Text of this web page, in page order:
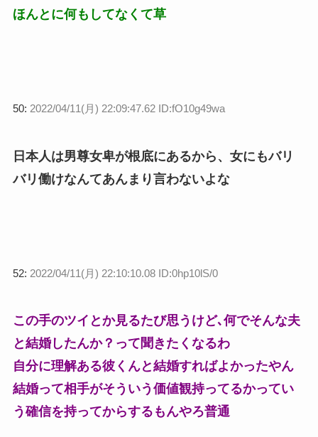
ほんとに何もしてなくて草
50: 2022/04/11(月) 22:09:47.62 ID:fO10g49wa
日本人は男尊女卑が根底にあるから、女にもバリ
バリ働けなんてあんまり言わないよな
52: 2022/04/11(月) 22:10:10.08 ID:0hp10lS/0
この手のツイとか見るたび思うけど､何でそんな夫
と結婚したんか？って聞きたくなるわ
自分に理解ある彼くんと結婚すればよかったやん
結婚って相手がそういう価値観持ってるかってい
う確信を持ってからするもんやろ普通